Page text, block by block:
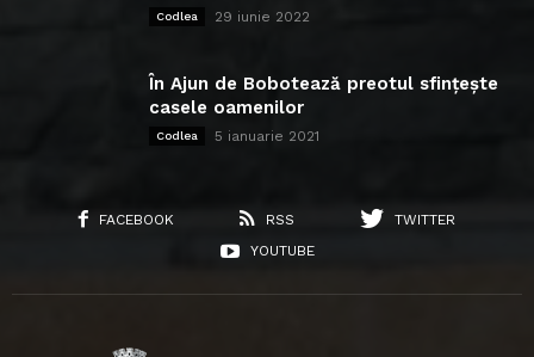
Codlea 29 iunie 2022
În Ajun de Bobotează preotul sfințește
casele oamenilor
Codlea 5 ianuarie 2021
FACEBOOK RSS
TWITTER
YOUTUBE